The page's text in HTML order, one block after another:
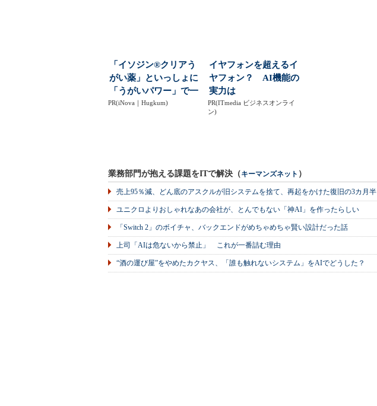
「イソジン®クリアう
がい薬」といっしょに
「うがいパワー」で一
年中！ 健やか
PR(iNova｜Hugkum)
イヤフォンを超えるイ
ヤフォン？ AI機能の
実力は
PR(ITmedia ビジネスオンライ
ン)
業務部門が抱える課題をITで解決（キーマンズネット ）
売上95％減、どん底のアスクルが旧システムを捨て、再起をかけた復旧の3カ月半
ユニクロよりおしゃれなあの会社が、とんでもない「神AI」を作ったらしい
「Switch 2」のボイチャ、バックエンドがめちゃめちゃ賢い設計だった話
上司「AIは危ないから禁止」 これが一番詰む理由
“酒の運び屋”をやめたカクヤス、「誰も触れないシステム」をAIでどうした？